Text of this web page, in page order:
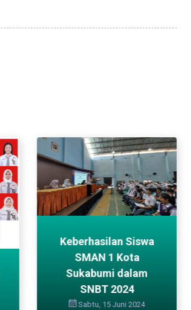
Keberhasilan Siswa
SMAN 1 Kota
Sukabumi dalam
SNBT 2024
Sabtu, 15 Juni 2024